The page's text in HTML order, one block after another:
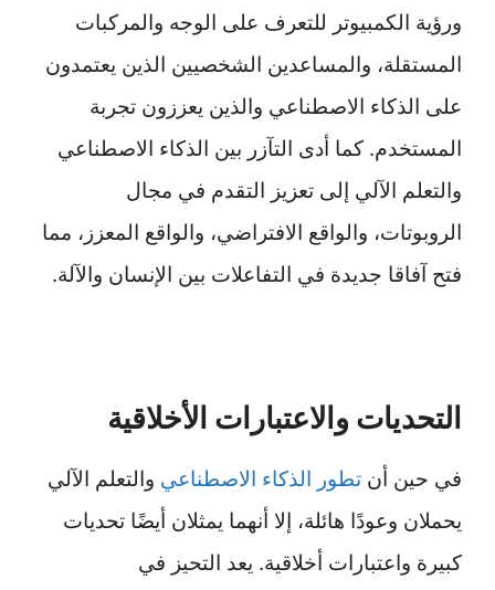
ورؤية الكمبيوتر للتعرف على الوجه والمركبات
المستقلة، والمساعدين الشخصيين الذين يعتمدون
على الذكاء الاصطناعي والذين يعززون تجربة
المستخدم. كما أدى التآزر بين الذكاء الاصطناعي
والتعلم الآلي إلى تعزيز التقدم في مجال
الروبوتات، والواقع الافتراضي، والواقع المعزز، مما
فتح آفاقا جديدة في التفاعلات بين الإنسان والآلة.
التحديات والاعتبارات الأخلاقية
في حين أن تطور الذكاء الاصطناعي والتعلم الآلي
يحملان وعودًا هائلة، إلا أنهما يمثلان أيضًا تحديات
كبيرة واعتبارات أخلاقية. يعد التحيز في